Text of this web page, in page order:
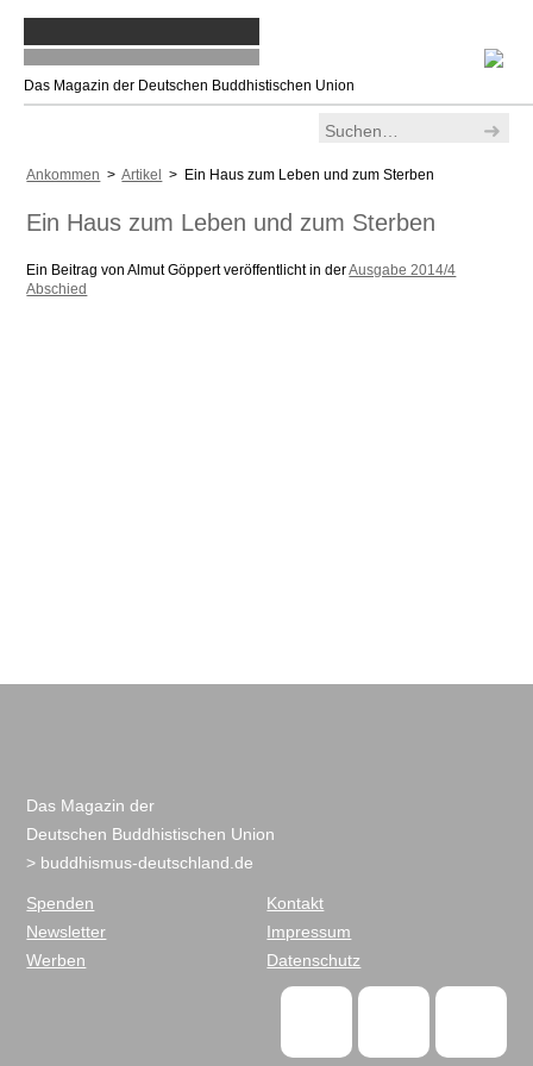
Das Magazin der Deutschen Buddhistischen Union
Ankommen >Artikel > Ein Haus zum Leben und zum Sterben
Ein Haus zum Leben und zum Sterben
Ein Beitrag von Almut Göppert veröffentlicht in derAusgabe 2014/4
Abschied
Das Magazin der
Deutschen Buddhistischen Union
> buddhismus-deutschland.de
Spenden
Newsletter
Werben
Kontakt
Impressum
Datenschutz